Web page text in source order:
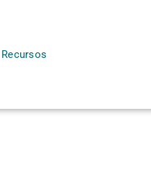
Recursos